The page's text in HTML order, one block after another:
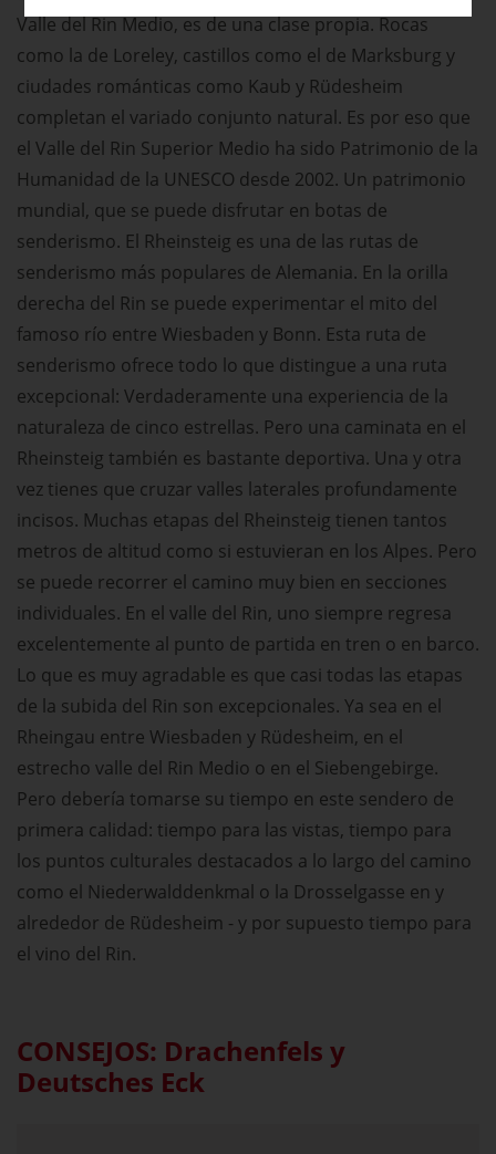
Valle del Rin Medio, es de una clase propia. Rocas
como la de Loreley, castillos como el de Marksburg y
ciudades románticas como Kaub y Rüdesheim
completan el variado conjunto natural. Es por eso que
el Valle del Rin Superior Medio ha sido Patrimonio de la
Humanidad de la UNESCO desde 2002. Un patrimonio
mundial, que se puede disfrutar en botas de
senderismo. El Rheinsteig es una de las rutas de
senderismo más populares de Alemania. En la orilla
derecha del Rin se puede experimentar el mito del
famoso río entre Wiesbaden y Bonn. Esta ruta de
senderismo ofrece todo lo que distingue a una ruta
excepcional: Verdaderamente una experiencia de la
naturaleza de cinco estrellas. Pero una caminata en el
Rheinsteig también es bastante deportiva. Una y otra
vez tienes que cruzar valles laterales profundamente
incisos. Muchas etapas del Rheinsteig tienen tantos
metros de altitud como si estuvieran en los Alpes. Pero
se puede recorrer el camino muy bien en secciones
individuales. En el valle del Rin, uno siempre regresa
excelentemente al punto de partida en tren o en barco.
Lo que es muy agradable es que casi todas las etapas
de la subida del Rin son excepcionales. Ya sea en el
Rheingau entre Wiesbaden y Rüdesheim, en el
estrecho valle del Rin Medio o en el Siebengebirge.
Pero debería tomarse su tiempo en este sendero de
primera calidad: tiempo para las vistas, tiempo para
los puntos culturales destacados a lo largo del camino
como el Niederwalddenkmal o la Drosselgasse en y
alrededor de Rüdesheim - y por supuesto tiempo para
el vino del Rin.
CONSEJOS: Drachenfels y
Deutsches Eck